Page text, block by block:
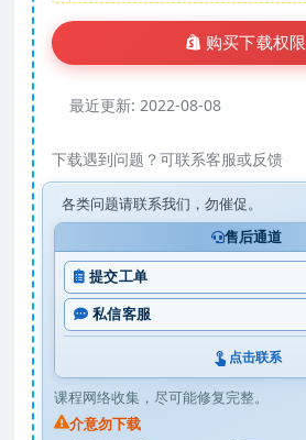
购买下载权限
最近更新: 2022-08-08
下载遇到问题？可联系客服或反馈
各类问题请联系我们，勿催促。
售后通道
提交工单
私信客服
点击联系
课程网络收集，尽可能修复完整。
介意勿下载